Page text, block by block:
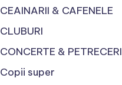
CEAINARII & CAFENELE
CLUBURI
CONCERTE & PETRECERI
Copii super